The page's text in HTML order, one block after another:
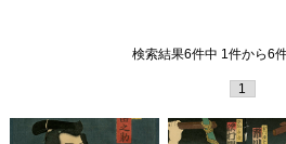
検索結果6件中 1件から6
1